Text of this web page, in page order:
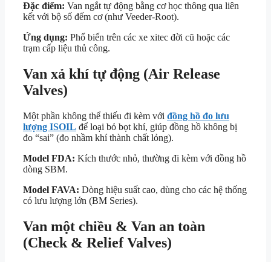
Đặc điểm: Van ngắt tự động bằng cơ học thông qua liên
kết với bộ số đếm cơ (như Veeder-Root).
Ứng dụng: Phổ biến trên các xe xitec đời cũ hoặc các
trạm cấp liệu thủ công.
Van xả khí tự động (Air Release
Valves)
Một phần không thể thiếu đi kèm với đồng hồ đo lưu
lượng ISOIL để loại bỏ bọt khí, giúp đồng hồ không bị
đo “sai” (đo nhầm khí thành chất lỏng).
Model FDA: Kích thước nhỏ, thường đi kèm với đồng hồ
dòng SBM.
Model FAVA: Dòng hiệu suất cao, dùng cho các hệ thống
có lưu lượng lớn (BM Series).
Van một chiều & Van an toàn
(Check & Relief Valves)